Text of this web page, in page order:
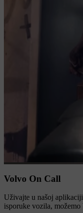
Volvo On Call
Uživajte u našoj
isporuke vozila,